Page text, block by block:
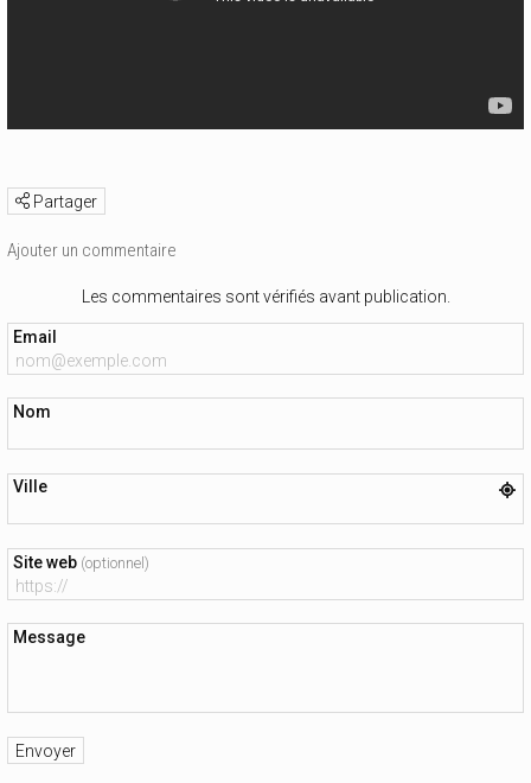
Partager
Ajouter un commentaire
Les commentaires sont vérifiés avant publication.
Email
Nom
Ville
Site web (optionnel)
Message